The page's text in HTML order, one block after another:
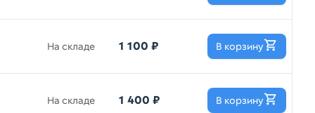
На складе 1 100 ₽ В корзину
На складе 1 400 ₽ В корзину